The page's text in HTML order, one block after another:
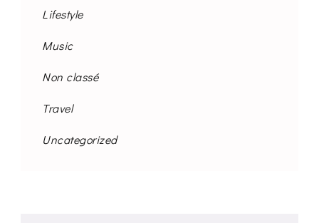
Lifestyle
Music
Non classé
Travel
Uncategorized